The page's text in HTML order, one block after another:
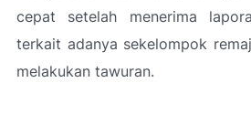
cepat setelah menerima
terkait adanya sekelompok
melakukan tawuran.